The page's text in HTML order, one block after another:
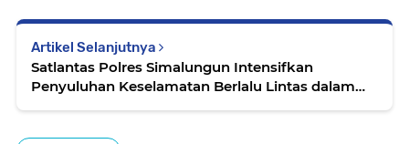
Artikel Selanjutnya
Satlantas Polres Simalungun Intensifkan
Penyuluhan Keselamatan Berlalu Lintas dalam